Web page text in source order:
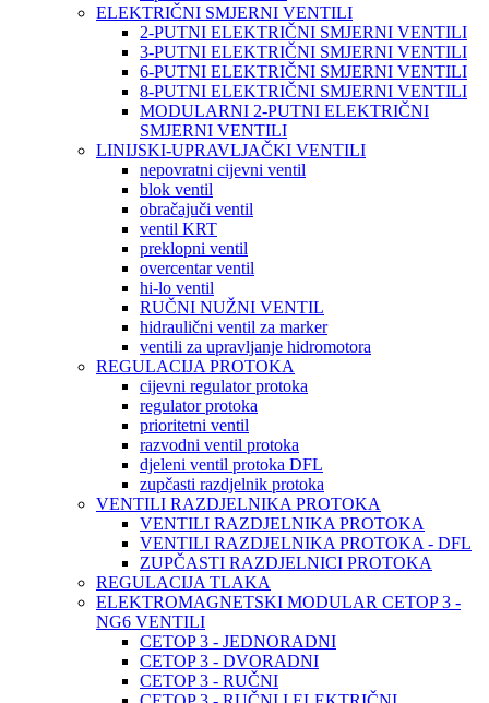
ELEKTRIČNI SMJERNI VENTILI
2-PUTNI ELEKTRIČNI SMJERNI VENTILI
3-PUTNI ELEKTRIČNI SMJERNI VENTILI
6-PUTNI ELEKTRIČNI SMJERNI VENTILI
8-PUTNI ELEKTRIČNI SMJERNI VENTILI
MODULARNI 2-PUTNI ELEKTRIČNI
SMJERNI VENTILI
LINIJSKI-UPRAVLJAČKI VENTILI
nepovratni cijevni ventil
blok ventil
obračajuči ventil
ventil KRT
preklopni ventil
overcentar ventil
hi-lo ventil
RUČNI NUŽNI VENTIL
hidraulični ventil za marker
ventili za upravljanje hidromotora
REGULACIJA PROTOKA
cijevni regulator protoka
regulator protoka
prioritetni ventil
razvodni ventil protoka
djeleni ventil protoka DFL
zupčasti razdjelnik protoka
VENTILI RAZDJELNIKA PROTOKA
VENTILI RAZDJELNIKA PROTOKA
VENTILI RAZDJELNIKA PROTOKA - DFL
ZUPČASTI RAZDJELNICI PROTOKA
REGULACIJA TLAKA
ELEKTROMAGNETSKI MODULAR CETOP 3 -
NG6 VENTILI
CETOP 3 - JEDNORADNI
CETOP 3 - DVORADNI
CETOP 3 - RUČNI